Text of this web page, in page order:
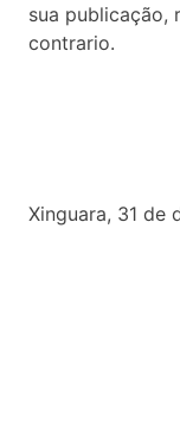
sua publicação,
contrario.
Xinguara, 31 de